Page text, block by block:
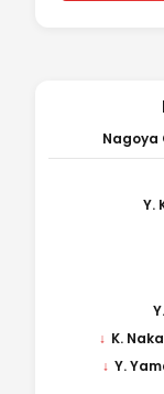
Nagoya
Y.
↓ K.
↓ Y.